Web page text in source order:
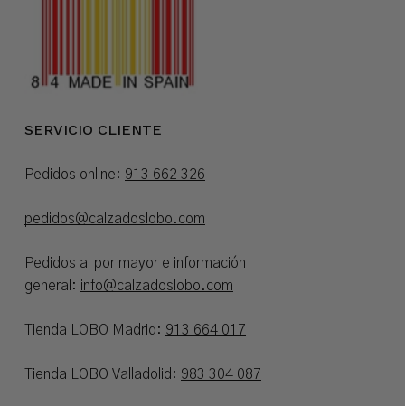
SERVICIO CLIENTE
Pedidos online: 913 662 326
pedidos@calzadoslobo.com
Pedidos al por mayor e información
general: info@calzadoslobo.com
Tienda LOBO Madrid: 913 664 017
Tienda LOBO Valladolid: 983 304 087